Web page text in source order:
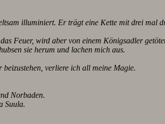
illuminiert. Er trägt eine Kette mit drei mal
Feuer, wird aber von einem Königsadler
sie herum und lachen mich aus.
verliere ich all meine Magie.
Norbaden.
Suula.